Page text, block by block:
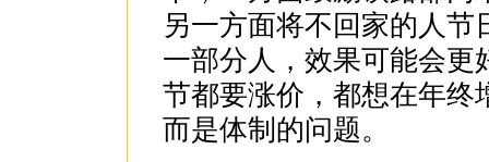
另一方面将不回家的人
一部分人，效果可能会更
节都要涨价，都想在年终
而是体制的问题。